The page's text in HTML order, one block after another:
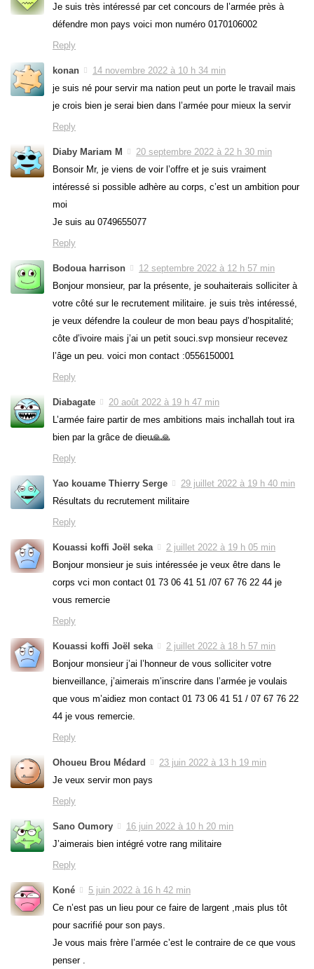
Je suis très intéressé par cet concours de l’armée près à
défendre mon pays voici mon numéro 0170106002
Reply
konan
14 novembre 2022 à 10 h 34 min
je suis né pour servir ma nation peut un porte le travail mais
je crois bien je serai bien dans l’armée pour mieux la servir
Reply
Diaby Mariam M
20 septembre 2022 à 22 h 30 min
Bonsoir Mr, je viens de voir l’offre et je suis vraiment
intéressé si possible adhère au corps, c’est un ambition pour
moi
Je suis au 0749655077
Reply
Bodoua harrison
12 septembre 2022 à 12 h 57 min
Bonjour monsieur, par la présente, je souhaiterais solliciter à
votre côté sur le recrutement militaire. je suis très intéressé,
je veux défendre la couleur de mon beau pays d’hospitalité;
côte d’ivoire mais j’ai un petit souci.svp monsieur recevez
l’âge un peu. voici mon contact :0556150001
Reply
Diabagate
20 août 2022 à 19 h 47 min
L’armée faire partir de mes ambitions mais inchallah tout ira
bien par la grâce de dieu🙏🙏
Reply
Yao kouame Thierry Serge
29 juillet 2022 à 19 h 40 min
Résultats du recrutement militaire
Reply
Kouassi koffi Joël seka
2 juillet 2022 à 19 h 05 min
Bonjour monsieur je suis intéressée je veux être dans le
corps vci mon contact 01 73 06 41 51 /07 67 76 22 44 je
vous remercie
Reply
Kouassi koffi Joël seka
2 juillet 2022 à 18 h 57 min
Bonjour monsieur j’ai l’honneur de vous solliciter votre
bienveillance, j’aimerais m’inscrire dans l’armée je voulais
que vous m’aidiez mon contact 01 73 06 41 51 / 07 67 76 22
44 je vous remercie.
Reply
Ohoueu Brou Médard
23 juin 2022 à 13 h 19 min
Je veux servir mon pays
Reply
Sano Oumory
16 juin 2022 à 10 h 20 min
J’aimerais bien intégré votre rang militaire
Reply
Koné
5 juin 2022 à 16 h 42 min
Ce n’est pas un lieu pour ce faire de largent ,mais plus tôt
pour sacrifié pour son pays.
Je vous mais frère l’armée c’est le contraire de ce que vous
penser .